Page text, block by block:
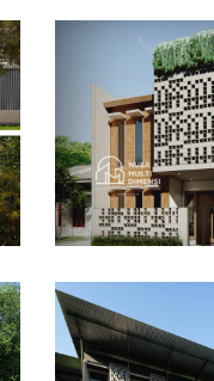
Desain
Azwar di
DESAIN RUMAH
Desain
Dramaga
Bogor
DESAIN